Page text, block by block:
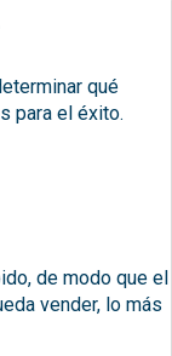
qué
para el éxito.
de modo que el
vender, lo más